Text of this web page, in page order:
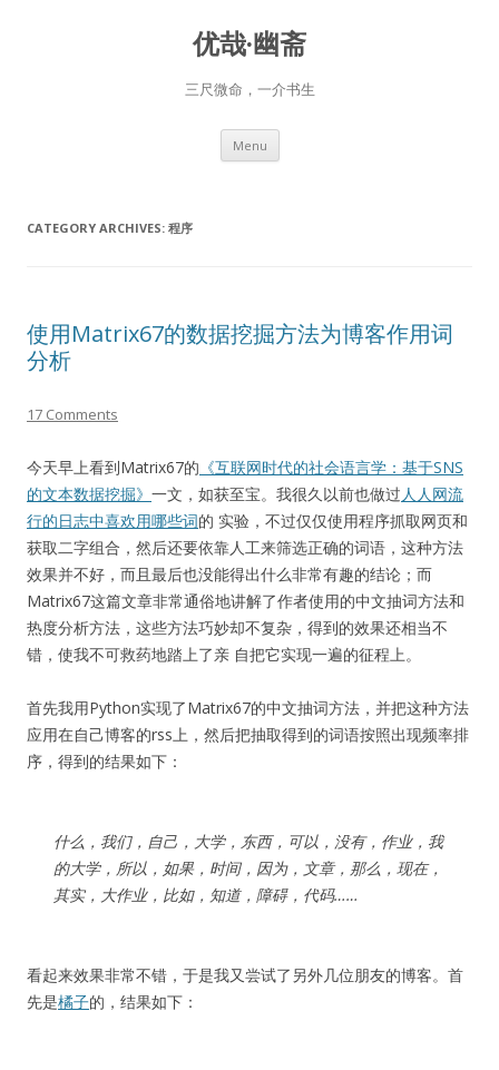
优哉·幽斋
三尺微命，一介书生
Menu Skip
content
CATEGORY ARCHIVES: 程序
使用Matrix67的数据挖掘方法为博客作用词
分析
17 Comments
今天早上看到Matrix67的 《互联网时代的社会语言学：基于SNS
的文本数据挖掘》 一文，如获至宝。我很久以前也做过人人网流
行的日志中喜欢用哪些词的 实验，不过仅仅使用程序抓取网页和
获取二字组合，然后还要依靠人工来筛选正确的词语，这种方法
效果并不好，而且最后也没能得出什么非常有趣的结论；而
Matrix67这篇文章非常通俗地讲解了作者使用的中文抽词方法和
热度分析方法，这些方法巧妙却不复杂，得到的效果还相当不
错，使我不可救药地踏上了亲 自把它实现一遍的征程上。
首先我用Python实现了Matrix67的中文抽词方法，并把这种方法
应用在自己博客的rss上，然后把抽取得到的词语按照出现频率排
序，得到的结果如下：
什么，我们，自己，大学，东西，可以，没有，作业，我
的大学，所以，如果，时间，因为，文章，那么，现在，
其实，大作业，比如，知道，障碍，代码……
看起来效果非常不错，于是我又尝试了另外几位朋友的博客。首
先是橘子的，结果如下：